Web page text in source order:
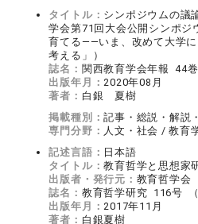
タイトル： シンポジウムの議
学会第71回大会公開シンポジ
育てる――いま、改めて大学
考える」）
誌名： 関西教育学会年報 44
出版年月：2020年08月
著者： 白銀 夏樹
掲載種別：記事・総説・解説
専門分野： 人文・社会 / 教育
記述言語： 日本語
タイトル：教育哲学と思想家
出版者・発行元： 教育哲学会
誌名： 教育哲学研究 116号 （
出版年月：2017年11月
著者： 白銀夏樹